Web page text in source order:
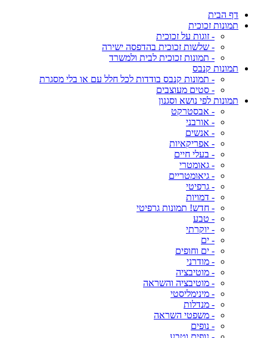
דף הבית
תמונות זכוכית
- זוגות על זכוכית
- שלשות זכוכית בהדפסה ישירה
- תמונות זכוכית לבית ולמשרד
תמונות קנבס
- תמונות קנבס בודדות לכל חלל עם או בלי מסגרת
- סטים מעוצבים
תמונות לפי נושא וסגנון
- אבסטרקט
- אורבני
- אנשים
- אפריקאיות
- בעלי חיים
- גאומטרי
- גיאומטריים
- גרפיטי
- דמויות
- חדש! תמונות גרפיטי
- טבע
- יוקרתי
- ים
- ים וחופים
- מודרני
- מוטיבציה
- מוטיבציה והשראה
- מינימליסטי
- מנדלות
- משפטי השראה
- נופים